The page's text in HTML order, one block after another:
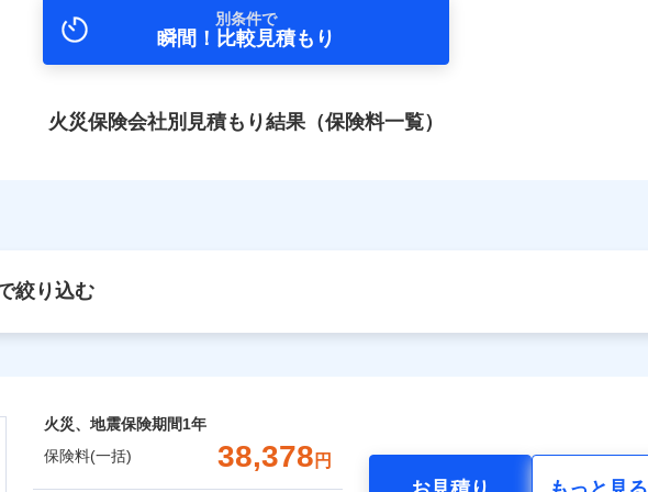
別条件で
瞬間！比較見積もり
火災保険会社別見積もり結果（保険料一覧）
絞り込む
火災、地震保険期間1年
保険料(一括)
38,378 円